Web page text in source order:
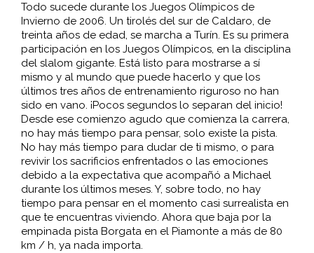
Todo sucede durante los Juegos Olímpicos de
Invierno de 2006. Un tirolés del sur de Caldaro, de
treinta años de edad, se marcha a Turín. Es su primera
participación en los Juegos Olímpicos, en la disciplina
del slalom gigante. Está listo para mostrarse a sí
mismo y al mundo que puede hacerlo y que los
últimos tres años de entrenamiento riguroso no han
sido en vano. ¡Pocos segundos lo separan del inicio!
Desde ese comienzo agudo que comienza la carrera,
no hay más tiempo para pensar, solo existe la pista.
No hay más tiempo para dudar de ti mismo, o para
revivir los sacrificios enfrentados o las emociones
debido a la expectativa que acompañó a Michael
durante los últimos meses. Y, sobre todo, no hay
tiempo para pensar en el momento casi surrealista en
que te encuentras viviendo. Ahora que baja por la
empinada pista Borgata en el Piamonte a más de 80
km / h, ya nada importa.